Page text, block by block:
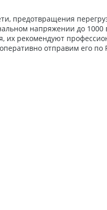
предотвращения
напряжении до 1000
их рекомендуют
отправим его по